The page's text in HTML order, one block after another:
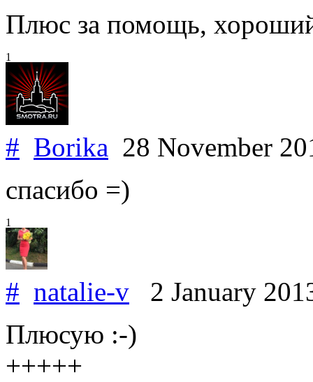
Плюс за помощь,
1
# Borika 28 November
спасибо =)
1
# natalie-v 2 January
Плюсую :-)
+++++